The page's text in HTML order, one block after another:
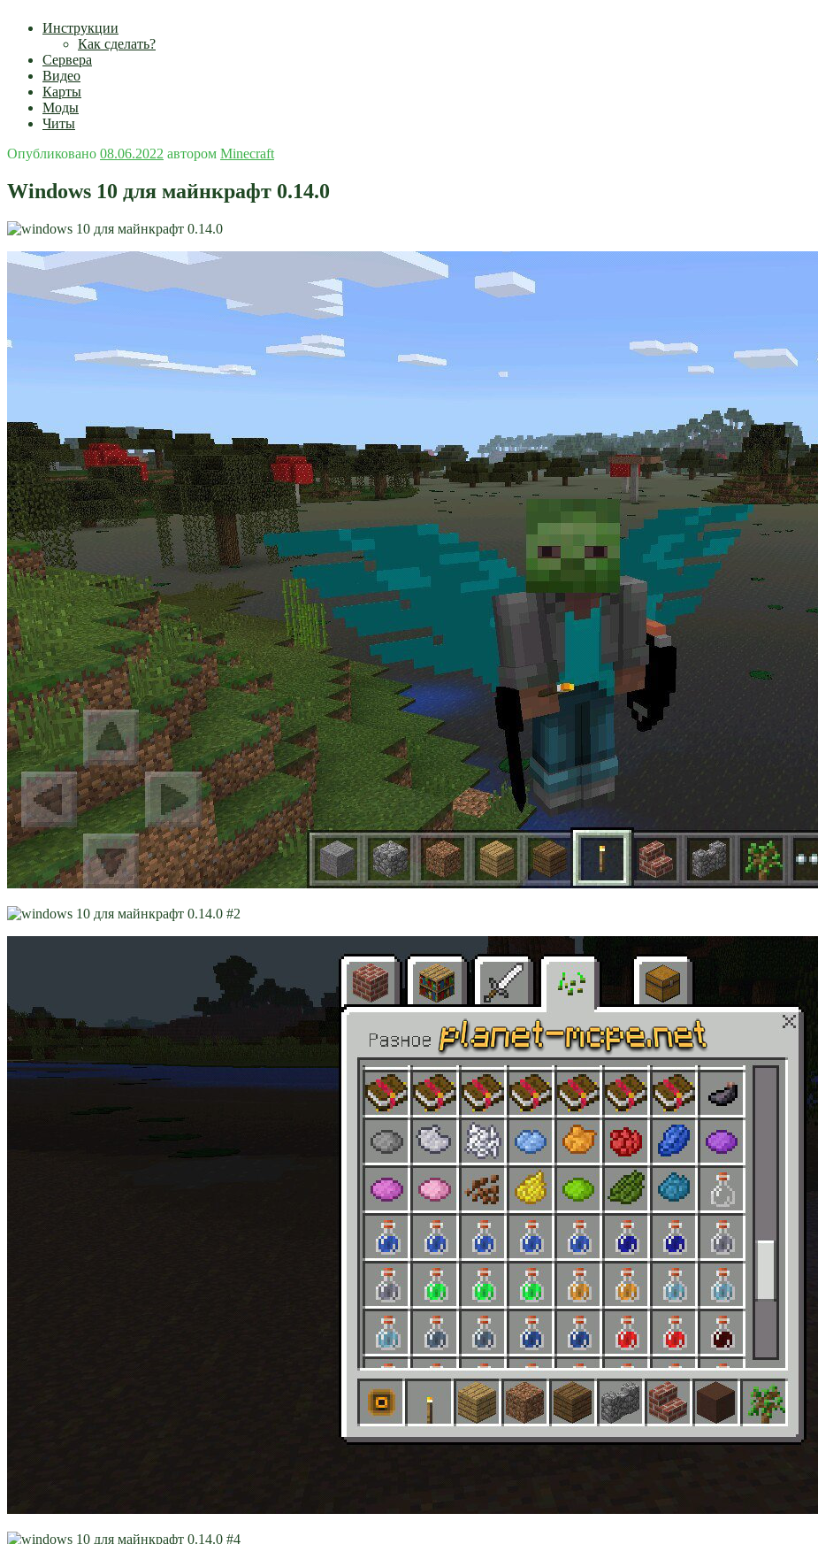
Инструкции
Как сделать?
Сервера
Видео
Карты
Моды
Читы
Опубликовано 08.06.2022 автором Minecraft
Windows 10 для майнкрафт 0.14.0